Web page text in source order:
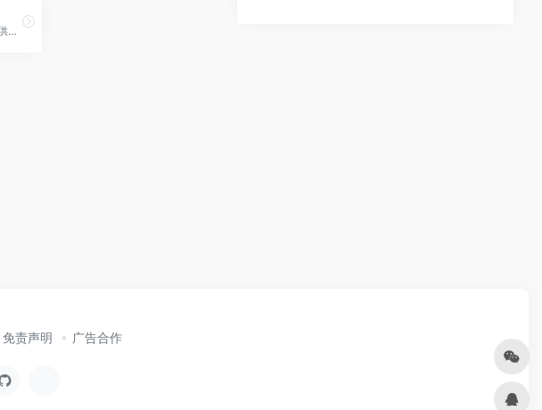
w3cplus提供了大量的CSS，HTML5,JavaScript，Vue，React等最新前端技术文章，以一起学习进步，共同分享为原则，为打造优秀的前端学习
免责声明 广告合作